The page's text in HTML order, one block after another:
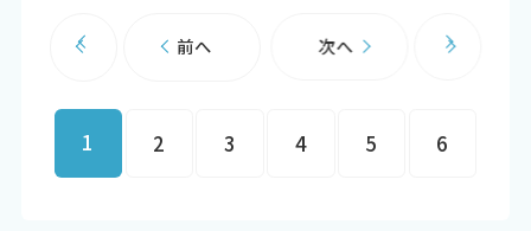
前へ
1 2 3 4 5 6
次へ